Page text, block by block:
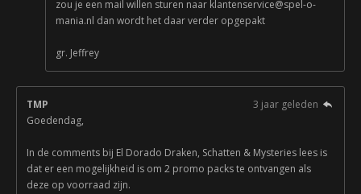
zou je een mail willen sturen naar klantenservice@spel-o-
mania.nl dan wordt het daar verder opgepakt
gr. Jeffrey
TMP
3 jaar geleden
Goedendag,
In de comments bij El Dorado Draken, Schatten & Mysteries lees is
dat er een mogelijkheid is om 2 promo packs te ontvangen als
deze op voorraad zijn.